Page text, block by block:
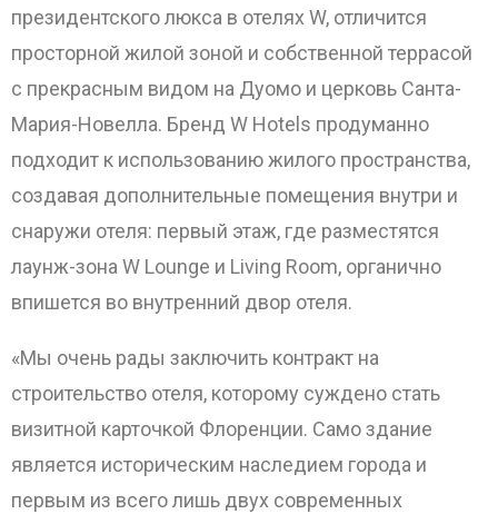
президентского люкса в отелях W, отличится
просторной жилой зоной и собственной террасой
с прекрасным видом на Дуомо и церковь Санта-
Мария-Новелла. Бренд W Hotels продуманно
подходит к использованию жилого пространства,
создавая дополнительные помещения внутри и
снаружи отеля: первый этаж, где разместятся
лаунж-зона W Lounge и Living Room, органично
впишется во внутренний двор отеля.
«Мы очень рады заключить контракт на
строительство отеля, которому суждено стать
визитной карточкой Флоренции. Само здание
является историческим наследием города и
первым из всего лишь двух современных
ОТПРАВИТЬ